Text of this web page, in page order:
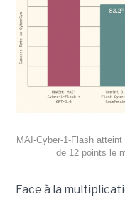
MAI-Cyber-1-Flash
de 12 points le
Face à la